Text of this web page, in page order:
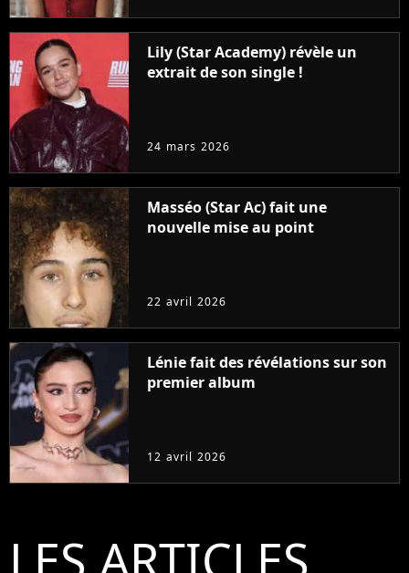
Lily (Star Academy) révèle un
extrait de son single !
24 mars 2026
Masséo (Star Ac) fait une
nouvelle mise au point
22 avril 2026
Lénie fait des révélations sur son
premier album
12 avril 2026
LES ARTICLES